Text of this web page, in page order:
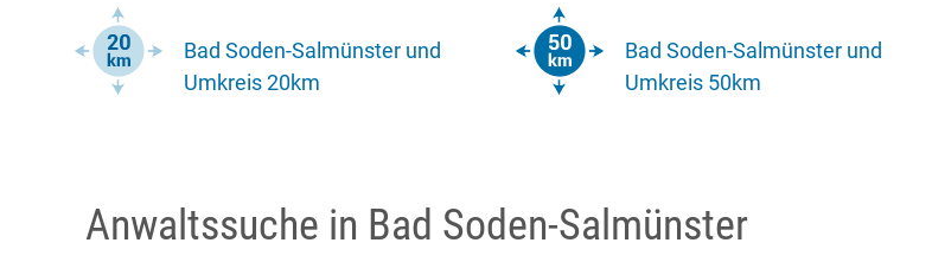
Bad Soden-Salmünster und
Umkreis 20km
Bad Soden-Salmünster und
Umkreis 50km
Anwaltssuche in Bad Soden-Salmünster